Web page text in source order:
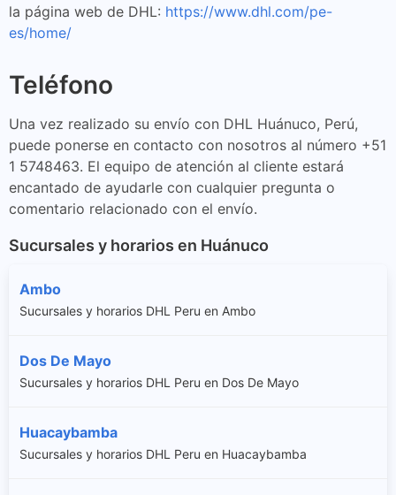
la página web de DHL: https://www.dhl.com/pe-
es/home/
Teléfono
Una vez realizado su envío con DHL Huánuco, Perú,
puede ponerse en contacto con nosotros al número +51
1 5748463. El equipo de atención al cliente estará
encantado de ayudarle con cualquier pregunta o
comentario relacionado con el envío.
Sucursales y horarios en Huánuco
Ambo
Sucursales y horarios DHL Peru en Ambo
Dos De Mayo
Sucursales y horarios DHL Peru en Dos De Mayo
Huacaybamba
Sucursales y horarios DHL Peru en Huacaybamba